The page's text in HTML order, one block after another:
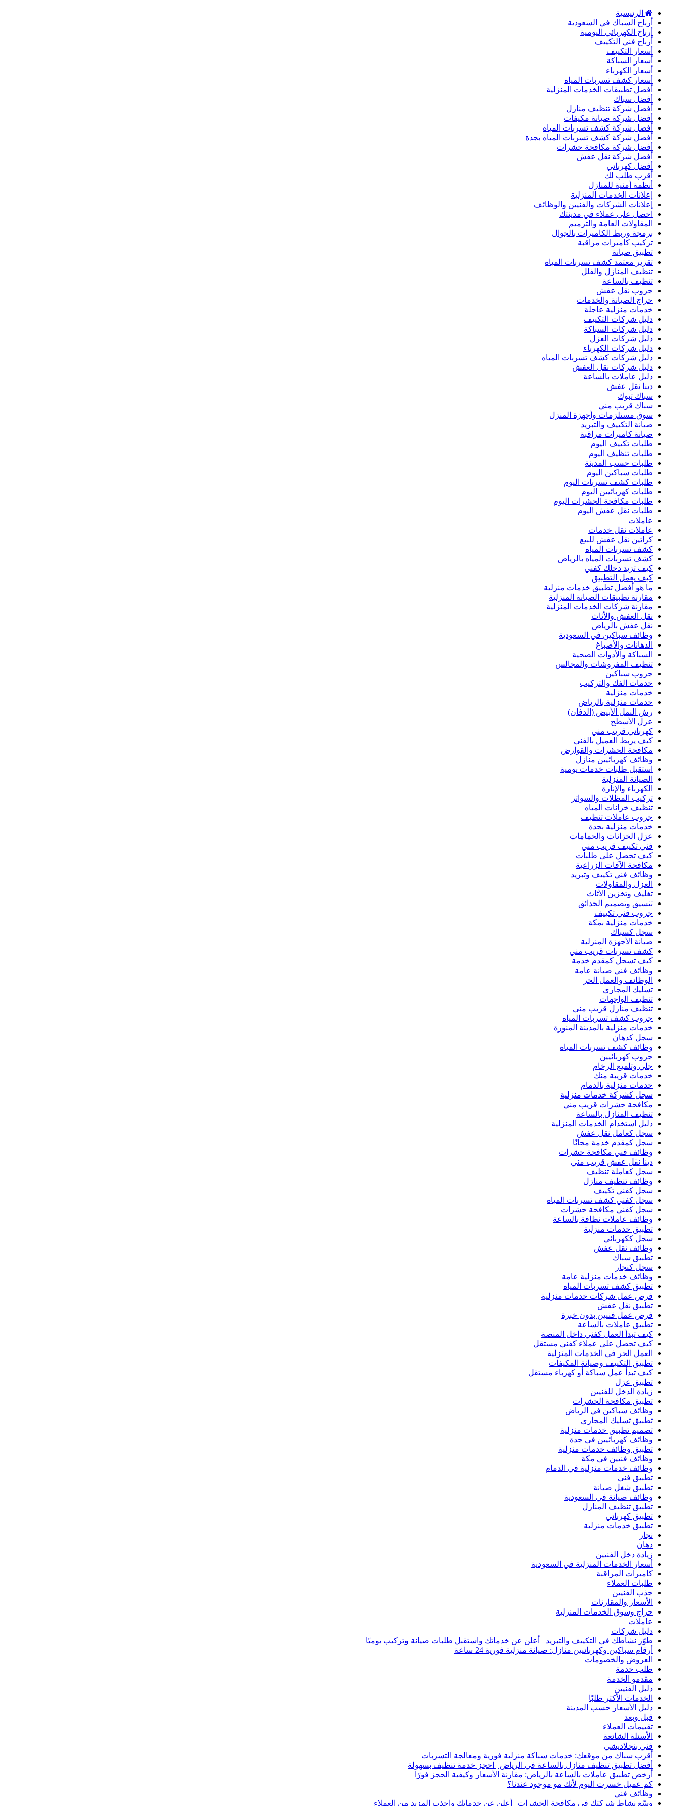
الرئيسية
أرباح السباك في السعودية
أرباح الكهربائي اليومية
أرباح فني التكييف
أسعار التكييف
أسعار السباكة
أسعار الكهرباء
أسعار كشف تسربات المياه
أفضل تطبيقات الخدمات المنزلية
أفضل سباك
أفضل شركة تنظيف منازل
أفضل شركة صيانة مكيفات
أفضل شركة كشف تسربات المياه
أفضل شركة كشف تسربات المياه بجدة
أفضل شركة مكافحة حشرات
أفضل شركة نقل عفش
أفضل كهربائي
أقرب طلب لك
أنظمة أمنية للمنازل
إعلانات الخدمات المنزلية
إعلانات الشركات والفنيين والوظائف
احصل على عملاء في مدينتك
المقاولات العامة والترميم
برمجة وربط الكاميرات بالجوال
تركيب كاميرات مراقبة
تطبيق صيانة
تقرير معتمد كشف تسربات المياه
تنظيف المنازل والفلل
تنظيف بالساعة
جروب نقل عفش
حراج الصيانة والخدمات
خدمات منزلية عاجلة
دليل شركات التكييف
دليل شركات السباكة
دليل شركات العزل
دليل شركات الكهرباء
دليل شركات كشف تسربات المياه
دليل شركات نقل العفش
دليل عاملات بالساعة
دينا نقل عفش
سباك تبوك
سباك قريب مني
سوق مستلزمات وأجهزة المنزل
صيانة التكييف والتبريد
صيانة كاميرات مراقبة
طلبات تكييف اليوم
طلبات تنظيف اليوم
طلبات حسب المدينة
طلبات سباكين اليوم
طلبات كشف تسربات اليوم
طلبات كهربائيين اليوم
طلبات مكافحة الحشرات اليوم
طلبات نقل عفش اليوم
عاملات
عاملات نقل خدمات
كراتين نقل عفش للبيع
كشف تسربات المياه
كشف تسربات المياه بالرياض
كيف تزيد دخلك كفني
كيف يعمل التطبيق
ما هو أفضل تطبيق خدمات منزلية
مقارنة تطبيقات الصيانة المنزلية
مقارنة شركات الخدمات المنزلية
نقل العفش والأثاث
نقل عفش بالرياض
وظائف سباكين في السعودية
الدهانات والأصباغ
السباكة والأدوات الصحية
تنظيف المفروشات والمجالس
جروب سباكين
خدمات الفك والتركيب
خدمات منزلية
خدمات منزلية بالرياض
رش النمل الأبيض (الدفان)
عزل الأسطح
كهربائي قريب مني
كيف يربط العميل بالفني
مكافحة الحشرات والقوارض
وظائف كهربائيين منازل
استقبل طلبات خدمات يومية
الصيانة المنزلية
الكهرباء والإنارة
تركيب المظلات والسواتر
تنظيف خزانات المياه
جروب عاملات تنظيف
خدمات منزلية بجدة
عزل الخزانات والحمامات
فني تكييف قريب مني
كيف تحصل على طلبات
مكافحة الآفات الزراعية
وظائف فني تكييف وتبريد
العزل والمقاولات
تغليف وتخزين الأثاث
تنسيق وتصميم الحدائق
جروب فني تكييف
خدمات منزلية بمكة
سجل كسباك
صيانة الأجهزة المنزلية
كشف تسربات قريب مني
كيف تسجل كمقدم خدمة
وظائف فني صيانة عامة
الوظائف والعمل الحر
تسليك المجاري
تنظيف الواجهات
تنظيف منازل قريب مني
جروب كشف تسربات المياه
خدمات منزلية بالمدينة المنورة
سجل كدهان
وظائف كشف تسربات المياه
جروب كهربائيين
جلي وتلميع الرخام
خدمات قريبة منك
خدمات منزلية بالدمام
سجل كشركة خدمات منزلية
مكافحة حشرات قريب مني
تنظيف المنازل بالساعة
دليل استخدام الخدمات المنزلية
سجل كعامل نقل عفش
سجل كمقدم خدمة مجانًا
وظائف فني مكافحة حشرات
دينا نقل عفش قريب مني
سجل كعاملة تنظيف
وظائف تنظيف منازل
سجل كفني تكييف
سجل كفني كشف تسربات المياه
سجل كفني مكافحة حشرات
وظائف عاملات نظافة بالساعة
تطبيق خدمات منزلية
سجل ككهربائي
وظائف نقل عفش
تطبيق سباك
سجل كنجار
وظائف خدمات منزلية عامة
تطبيق كشف تسربات المياه
فرص عمل شركات خدمات منزلية
تطبيق نقل عفش
فرص عمل فنيين بدون خبرة
تطبيق عاملات بالساعة
كيف تبدأ العمل كفني داخل المنصة
كيف تحصل على عملاء كفني مستقل
العمل الحر في الخدمات المنزلية
تطبيق التكييف وصيانة المكيفات
كيف تبدأ عمل سباكة أو كهرباء مستقل
تطبيق عزل
زيادة الدخل للفنيين
تطبيق مكافحة الحشرات
وظائف سباكين في الرياض
تطبيق تسليك المجاري
تصميم تطبيق خدمات منزلية
وظائف كهربائيين في جدة
تطبيق وظائف خدمات منزلية
وظائف فنيين في مكة
وظائف خدمات منزلية في الدمام
تطبيق فني
تطبيق شغل صيانة
وظائف صيانة في السعودية
تطبيق تنظيف المنازل
تطبيق كهربائي
تطبيق خدمات منزلية
نجار
دهان
زيادة دخل الفنيين
أسعار الخدمات المنزلية في السعودية
كاميرات المراقبة
طلبات العملاء
جذب الفنيين
الأسعار والمقارنات
حراج وسوق الخدمات المنزلية
عاملات
دليل شركات
طوّر نشاطك في التكييف والتبريد | أعلن عن خدماتك واستقبل طلبات صيانة وتركيب يوميًا
أرقام سباكين وكهربائيين منازل: صيانة منزلية فورية 24 ساعة
العروض والخصومات
طلب خدمة
مقدمو الخدمة
دليل الفنيين
الخدمات الأكثر طلبًا
دليل الأسعار حسب المدينة
قبل وبعد
تقييمات العملاء
الأسئلة الشائعة
فني بنجلاديشي
أقرب سباك من موقعك: خدمات سباكة منزلية فورية ومعالجة التسربات
أفضل تطبيق تنظيف منازل بالساعة في الرياض | احجز خدمة تنظيف بسهولة
أرخص تطبيق عاملات بالساعة بالرياض: مقارنة الأسعار وكيفية الحجز فورًا
كم عميل خسرت اليوم لأنك مو موجود عندنا؟
وظائف فني
وسّع نشاط شركتك في مكافحة الحشرات | أعلن عن خدماتك واجذب المزيد من العملاء